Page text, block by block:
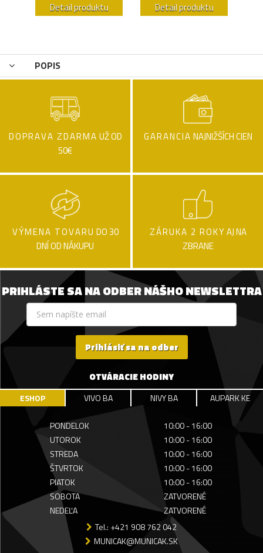
Detail produktu Detail produktu
POPIS
DOPRAVA ZDARMA UŽ OD
50€
GARANCIA NAJNIŽŠÍCH CIEN
VÝMENA TOVARU DO 30
DNÍ OD NÁKUPU
ZÁRUKA 2 ROKY AJ NA
ZBRANE
PRIHLÁSTE SA NA ODBER NÁŠHO NEWSLETTRA
Prihlásiť sa na odber
OTVÁRACIE HODINY
ESHOP VIVO BA NIVY BA AUPARK KE
PONDELOK
10:00 - 16:00
UTOROK
10:00 - 16:00
STREDA
10:00 - 16:00
ŠTVRTOK
10:00 - 16:00
PIATOK
10:00 - 16:00
SOBOTA
ZATVORENÉ
NEDEĽA
ZATVORENÉ
Tel.: +421 908 762 042
MUNICAK@MUNICAK.SK